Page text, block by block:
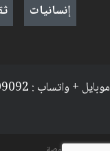
إنسانيات
موبايل + واتساب : 009647902409092